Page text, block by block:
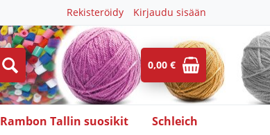
Rekisteröidy Kirjaudu sisään
0,00 €
Rambon Tallin suosikit Schleich